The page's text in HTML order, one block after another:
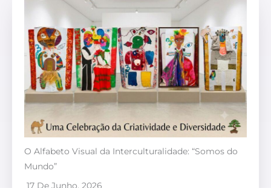
O Alfabeto Visual da Interculturalidade: “Somos do
Mundo”
17 De Junho, 2026